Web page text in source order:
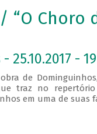
“O Choro
-
de
traz no
em uma de suas